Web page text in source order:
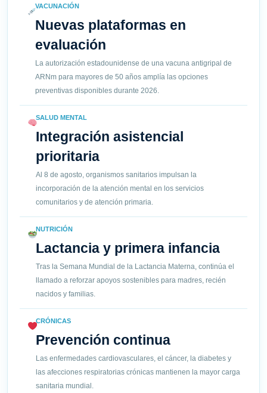
VACUNACIÓN
Nuevas plataformas en
evaluación
La autorización estadounidense de una vacuna antigripal de
ARNm para mayores de 50 años amplía las opciones
preventivas disponibles durante 2026.
SALUD MENTAL
Integración asistencial
prioritaria
Al 8 de agosto, organismos sanitarios impulsan la
incorporación de la atención mental en los servicios
comunitarios y de atención primaria.
NUTRICIÓN
Lactancia y primera infancia
Tras la Semana Mundial de la Lactancia Materna, continúa el
llamado a reforzar apoyos sostenibles para madres, recién
nacidos y familias.
CRÓNICAS
Prevención continua
Las enfermedades cardiovasculares, el cáncer, la diabetes y
las afecciones respiratorias crónicas mantienen la mayor carga
sanitaria mundial.